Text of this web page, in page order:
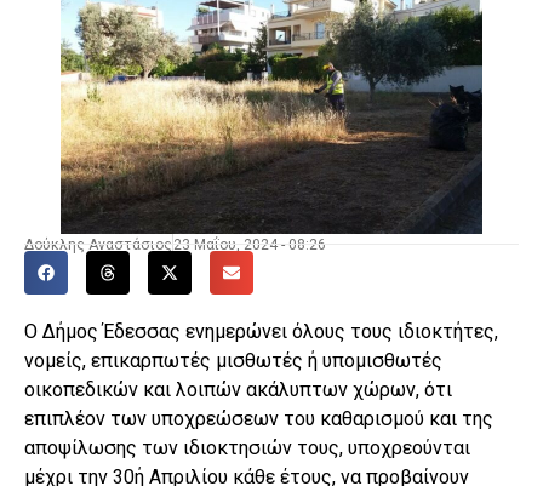
Δούκλης Αναστάσιος 23 Μαΐου, 2024 - 08:26
Ο Δήμος Έδεσσας ενημερώνει όλους τους ιδιοκτήτες,
νομείς, επικαρπωτές μισθωτές ή υπομισθωτές
οικοπεδικών και λοιπών ακάλυπτων χώρων, ότι
επιπλέον των υποχρεώσεων του καθαρισμού και της
αποψίλωσης των ιδιοκτησιών τους, υποχρεούνται
μέχρι την 30ή Απριλίου κάθε έτους, να προβαίνουν